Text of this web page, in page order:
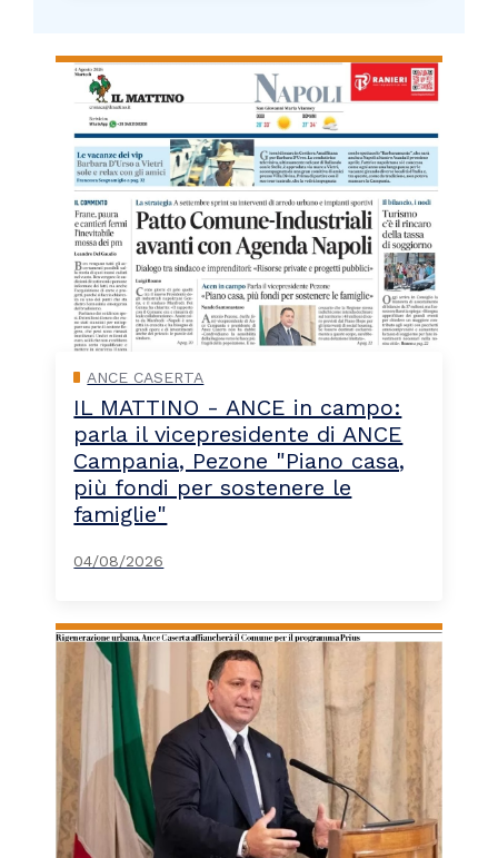
ANCE CASERTA
IL MATTINO - ANCE in campo:
parla il vicepresidente di ANCE
Campania, Pezone "Piano casa,
più fondi per sostenere le
famiglie"
04/08/2026